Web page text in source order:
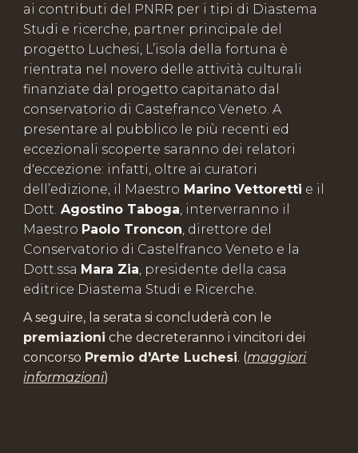
ai contributi del PNRR per i tipi di Diastema
Studi e ricerche, partner principale del
progetto Luchesi, L’isola della fortuna è
rientrata nel novero delle attività culturali
finanziate dal progetto capitanato dal
conservatorio di Castefranco Veneto. A
presentare al pubblico le più recenti ed
eccezionali scoperte saranno dei relatori
d'eccezione: infatti, oltre ai curatori
dell’edizione, il Maestro Marino Vettoretti e il
Dott. Agostino Taboga , interverranno il
Maestro Paolo Troncon , direttore del
Conservatorio di Castelfranco Veneto e la
Dott.ssa Mara Zia , presidente della casa
editrice Diastema Studi e Ricerche.
A seguire, la serata si concluderà con le
premiazioni che decreteranno i vincitori dei
concorso Premio d'Arte Luchesi. (maggiori
informazioni)